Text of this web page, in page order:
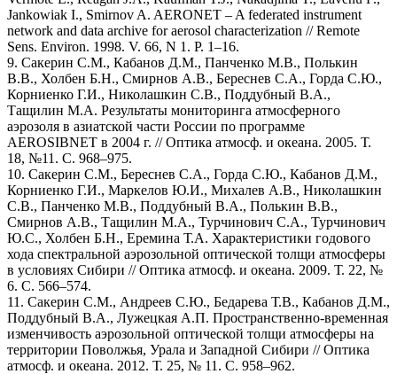
Jankowiak I., Smirnov A. AERONET – A federated instrument
network and data archive for aerosol characterization // Remote
Sens. Environ. 1998. V. 66, N 1. P. 1–16.
9. Сакерин С.М., Кабанов Д.М., Панченко М.В., Полькин
В.В., Холбен Б.Н., Смирнов А.В., Береснев С.А., Горда С.Ю.,
Корниенко Г.И., Николашкин С.В., Поддубный В.А.,
Тащилин М.А. Результаты мониторинга атмосферного
аэрозоля в азиатской части России по программе
AEROSIBNET в 2004 г. // Оптика атмосф. и океана. 2005. Т.
18, №11. С. 968–975.
10. Сакерин С.М., Береснев С.А., Горда С.Ю., Кабанов Д.М.,
Корниенко Г.И., Маркелов Ю.И., Михалев А.В., Николашкин
С.В., Панченко М.В., Поддубный В.А., Полькин В.В.,
Смирнов А.В., Тащилин М.А., Турчинович С.А., Турчинович
Ю.С., Холбен Б.Н., Еремина Т.А. Характеристики годового
хода спектральной аэрозольной оптической толщи атмосферы
в условиях Сибири // Оптика атмосф. и океана. 2009. Т. 22, №
6. С. 566–574.
11. Сакерин С.М., Андреев С.Ю., Бедарева Т.В., Кабанов Д.М.,
Поддубный В.А., Лужецкая А.П. Пространственно-временная
изменчивость аэрозольной оптической толщи атмосферы на
территории Поволжья, Урала и Западной Сибири // Оптика
атмосф. и океана. 2012. Т. 25, № 11. С. 958–962.